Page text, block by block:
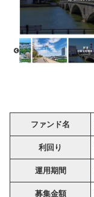
ファンド名
利回り
運用期間
募集金額